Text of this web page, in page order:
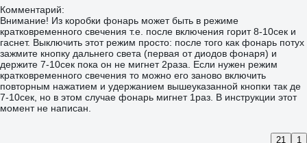
Комментарий:
Внимание! Из коробки фонарь может быть в режиме
кратковременного свечения т.е. после включения горит 8-10сек и
гаснет. Выключить этот режим просто: после того как фонарь потух
зажмите кнопку дальнего света (первая от диодов фонаря) и
держите 7-10сек пока он не мигнет 2раза. Если нужен режим
кратковременного свечения то можно его заново включить
повторным нажатием и удержанием вышеуказанной кнопки так де
7-10сек, но в этом случае фонарь мигнет 1раз. В инструкции этот
момент не написан.
21 1